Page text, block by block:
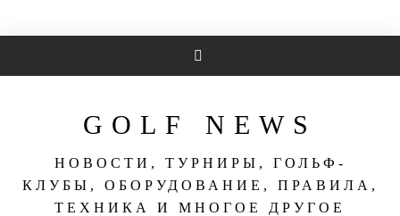
GOLF NEWS
НОВОСТИ, ТУРНИРЫ, ГОЛЬФ-
КЛУБЫ, ОБОРУДОВАНИЕ, ПРАВИЛА,
ТЕХНИКА И МНОГОЕ ДРУГОЕ